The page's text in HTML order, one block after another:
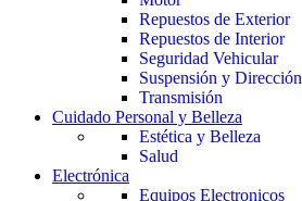
Repuestos de Exterior
Repuestos de Interior
Seguridad Vehicular
Suspensión y Dirección
Transmisión
Cuidado Personal y Belleza
Estética y Belleza
Salud
Electrónica
Equipos Electronicos